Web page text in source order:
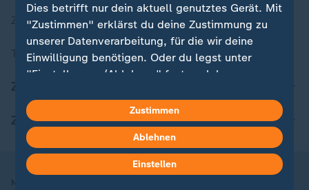
ZDFheute Stories
Themen im Überblick
ZDFheute Apps
Nutzungsbedingungen
Dies betrifft nur dein aktuell genutztes Gerät. Mit
"Zustimmen" erklärst du deine Zustimmung zu
unserer Datenverarbeitung, für die wir deine
Einwilligung benötigen. Oder du legst unter
"Einstellungen/Ablehnen" fest, welchen
welchen nicht. Deine Datenschutzeinstellungen
kannst du jederzeit mit Wirkung für die Zukunft
in deinen Einstellungen widerrufen oder ändern.
Hier findest du das Impressum.
Zustimmen
Ablehnen
Einstellen